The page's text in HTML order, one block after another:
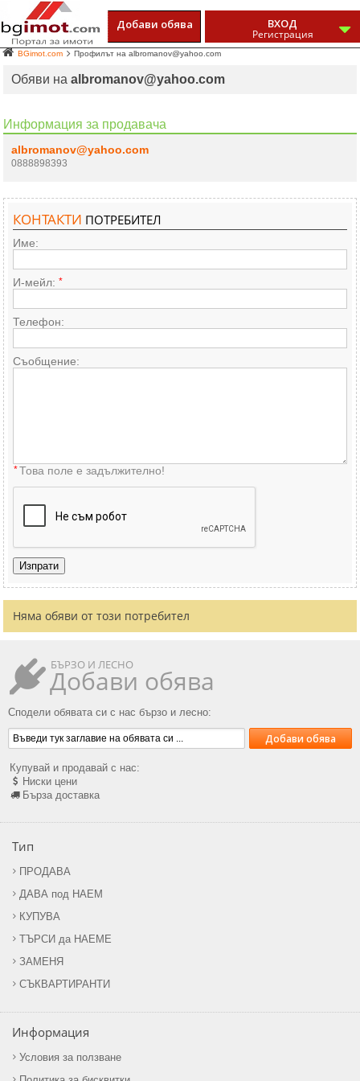
Добави обява ВХОД
Регистрация
BGimot.com Профилът на albromanov@yahoo.com
Обяви на albromanov@yahoo.com
Информация за продавача
albromanov@yahoo.com
0888898393
КОНТАКТИ ПОТРЕБИТЕЛ
Име:
И-мейл: *
Телефон:
Съобщение:
*Това поле е задължително!
Изпрати
Няма обяви от този потребител
БЪРЗО И ЛЕСНО
Добави обява
Сподели обявата си с нас бързо и лесно:
Купувай и продавай с нас:
Ниски цени
Бърза доставка
Тип
ПРОДАВА
ДАВА под НАЕМ
КУПУВА
ТЪРСИ да НАЕМЕ
ЗАМЕНЯ
СЪКВАРТИРАНТИ
Информация
Условия за ползване